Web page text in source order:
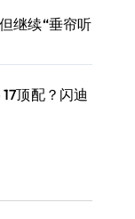
继续“垂帘听
顶配？闪迪